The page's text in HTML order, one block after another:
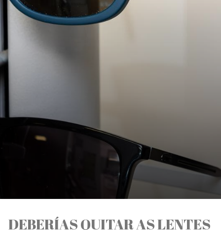
DEBERÍAS QUITAR AS LENTES